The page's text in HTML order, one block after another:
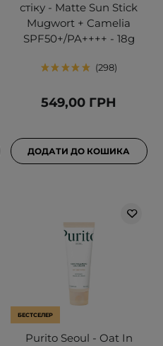
стіку - Matte Sun Stick
Mugwort + Camelia
SPF50+/PA++++ - 18g
298
549,00 ГРН
ДОДАТИ ДО КОШИКА
БЕСТСЕЛЕР
Purito Seoul - Oat In